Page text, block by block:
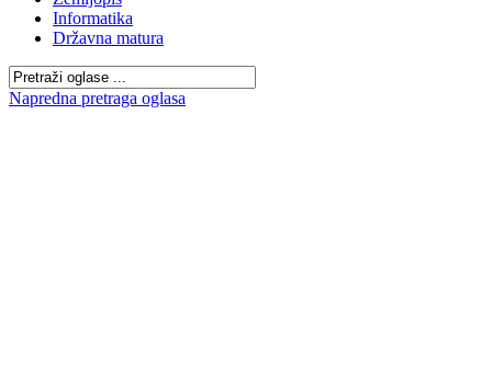
Informatika
Državna matura
Napredna pretraga oglasa